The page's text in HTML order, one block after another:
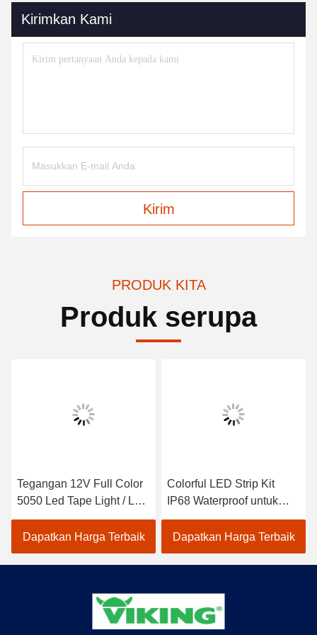
Kirimkan Kami
Kirim
PRODUK KITA
Produk serupa
Tegangan 12V Full Color
5050 Led Tape Light / Led
Strip Light dengan IP65
Waterproof Rating
Dapatkan Harga Terbaik
Colorful LED Strip Kit
IP68 Waterproof untuk
Dekorasi Indoor
Dapatkan Harga Terbaik